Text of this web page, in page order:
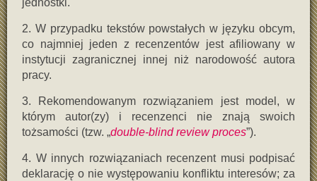
jednostki.
2. W przypadku tekstów powstałych w języku obcym,
co najmniej jeden z recenzentów jest afiliowany w
instytucji zagranicznej innej niż narodowość autora
pracy.
3. Rekomendowanym rozwiązaniem jest model, w
którym autor(zy) i recenzenci nie znają swoich
tożsamości (tzw. „double-blind review proces”).
4. W innych rozwiązaniach recenzent musi podpisać
deklarację o nie występowaniu konfliktu interesów; za